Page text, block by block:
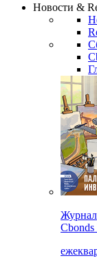
Новости &
Журнал